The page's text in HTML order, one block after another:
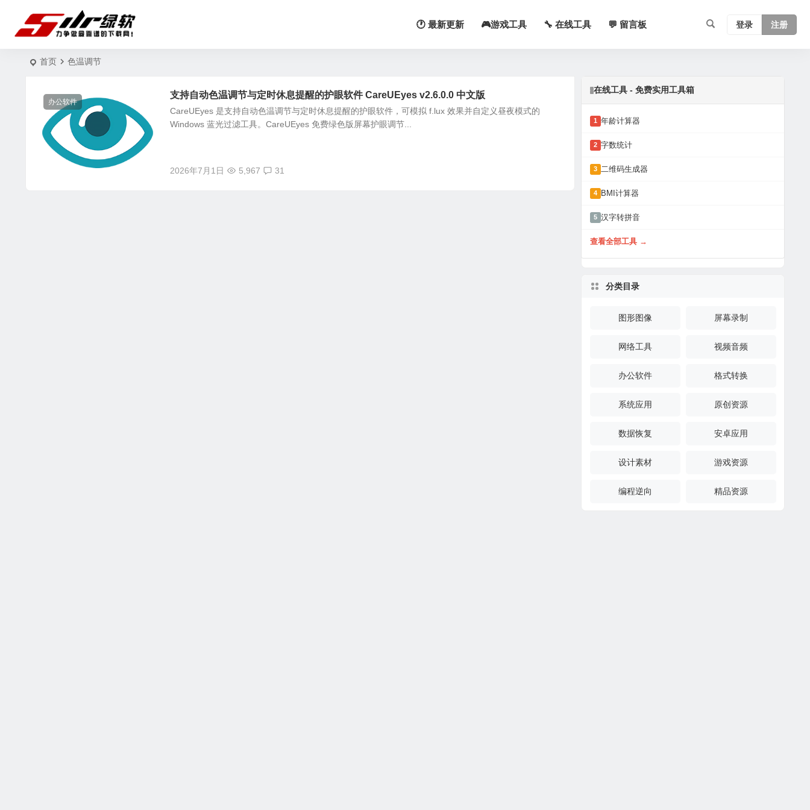
🕐 最新更新 🎮游戏工具 🔧 在线工具 💬 留言板 登录 注册
首页 色温调节
办公软件
支持自动色温调节与定时休息提醒的护眼软件 CareUEyes v2.6.0.0 中文版
CareUEyes 是支持自动色温调节与定时休息提醒的护眼软件，可模拟 f.lux 效果并自定义昼夜模式的
Windows 蓝光过滤工具。CareUEyes 免费绿色版屏幕护眼调节...
2026年7月1日 5,967 31
在线工具 - 免费实用工具箱
1 年龄计算器
2 字数统计
3 二维码生成器
4 BMI计算器
5 汉字转拼音
查看全部工具 →
分类目录
图形图像 屏幕录制
网络工具 视频音频
办公软件 格式转换
系统应用 原创资源
数据恢复 安卓应用
设计素材 游戏资源
编程逆向 精品资源